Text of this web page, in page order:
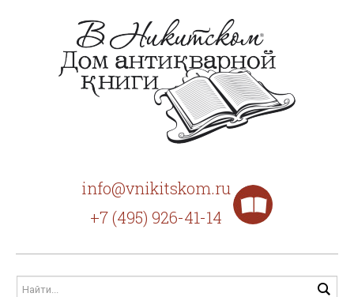
info@vnikitskom.ru
+7 (495) 926-41-14